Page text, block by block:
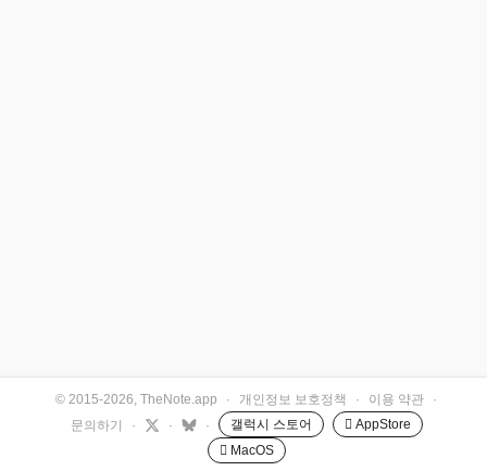
© 2015-2026, TheNote.app · 개인정보 보호정책 · 이용 약관
·
문의하기
· · · 갤럭시 스토어
 AppStore
 MacOS